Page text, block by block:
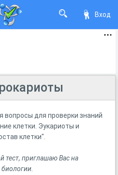
Вход
вопросы для проверки знаний
клетки. Эукариоты и
клетки".
тест, приглашаю Вас на